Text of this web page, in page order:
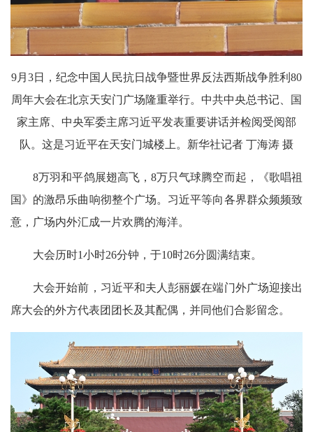
9月3日，纪念中国人民抗日战争暨世界反法西斯战争胜利80
周年大会在北京天安门广场隆重举行。中共中央总书记、国
家主席、中央军委主席习近平发表重要讲话并检阅受阅部
队。这是习近平在天安门城楼上。新华社记者 丁海涛 摄
8万羽和平鸽展翅高飞，8万只气球腾空而起，《歌唱祖
国》的激昂乐曲响彻整个广场。习近平等向各界群众频频致
意，广场内外汇成一片欢腾的海洋。
大会历时1小时26分钟，于10时26分圆满结束。
大会开始前，习近平和夫人彭丽媛在端门外广场迎接出
席大会的外方代表团团长及其配偶，并同他们合影留念。